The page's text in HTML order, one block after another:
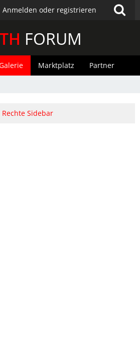
Anmelden oder registrieren
FORUM
Marktplatz Partner